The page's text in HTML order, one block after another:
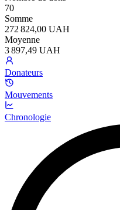
70
Somme
272 824,00 UAH
Moyenne
3 897,49 UAH
Donateurs
Mouvements
Chronologie